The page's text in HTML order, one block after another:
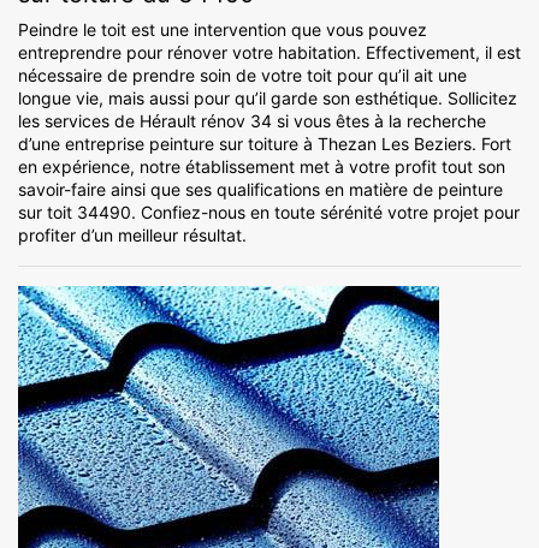
Peindre le toit est une intervention que vous pouvez
entreprendre pour rénover votre habitation. Effectivement, il est
nécessaire de prendre soin de votre toit pour qu’il ait une
longue vie, mais aussi pour qu’il garde son esthétique. Sollicitez
les services de Hérault rénov 34 si vous êtes à la recherche
d’une entreprise peinture sur toiture à Thezan Les Beziers. Fort
en expérience, notre établissement met à votre profit tout son
savoir-faire ainsi que ses qualifications en matière de peinture
sur toit 34490. Confiez-nous en toute sérénité votre projet pour
profiter d’un meilleur résultat.